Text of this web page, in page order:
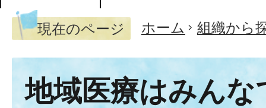
現在のページ ホーム 組織から
地域医療はみん